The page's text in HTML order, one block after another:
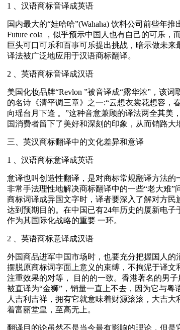
1 、汉语商标音译成英语
国内最大的“娃哈哈”(Wahaha) 饮料公司前些年
Future cola ，似乎预示中国人也有自己的可乐
巨头可口可乐和百事可乐提出挑战，暗示做未
译法被广泛地应用于汉语商标翻译。
2 、英语商标音译成汉语
美国化妆品牌“Revlon ”被音译成“露华浓”，该
的名诗《清平调三章》之一:“云想衣裳花想容，
向瑶台月下逢 。”这种音意兼顾的译法两全其美
国消费者留下了美好和深刻的印象，从而销路大
三、英汉商标翻译中的文化差异和意译
1 、汉语商标意译成英语
意译也叫创造性翻译，是对商标常规翻译方法
非常手法理性地解决商标翻译中的一些“老大难”
商标词译成异国文字时，译者要深入了解对方
达到预期目的。在中国已有24年历史的厦新电子
作为其国际化战略的重要 一环。
2 、英语商标意译成汉语
外国商品进军中国市场时，也要充分把握国人
摆脱原商标词字面上意义的束缚，不拘泥于译
注重效果的对等， 目的的一致。香港著名的男
被直译为“金狮”，销量一直上不去，因为它与粤
人吉利吉祥，拥有它就意味着财源滚滚，大吉
着富丽堂皇，至高无上。
翻译目的论虽然不是当今最有影响的理论，但